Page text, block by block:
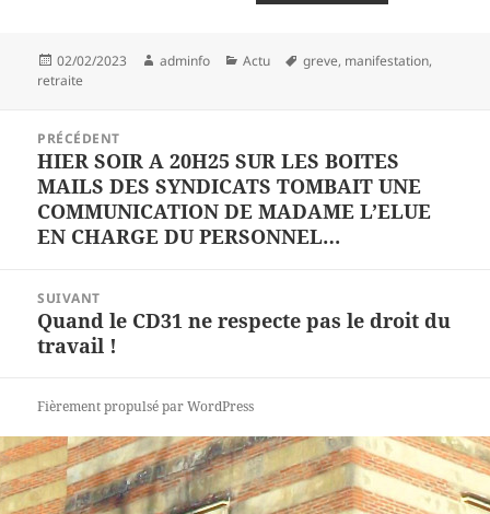
Publié
le
02/02/2023 Auteur
adminfo Catégories
Actu
Mots-
greve, manifestation,
retraite
l’article
PRÉCÉDENT
Article
précédent :
HIER SOIR A 20H25 SUR LES BOITES
MAILS DES SYNDICATS TOMBAIT UNE
COMMUNICATION DE MADAME L’ELUE
EN CHARGE DU PERSONNEL…
SUIVANT
Article
suivant :
Quand le CD31 ne respecte pas le droit du
travail !
Fièrement propulsé par WordPress